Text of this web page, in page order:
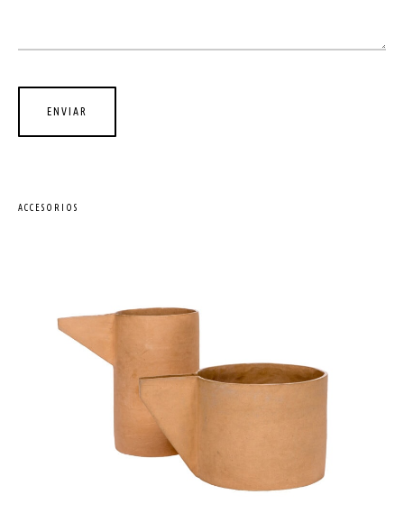
ACCESORIOS